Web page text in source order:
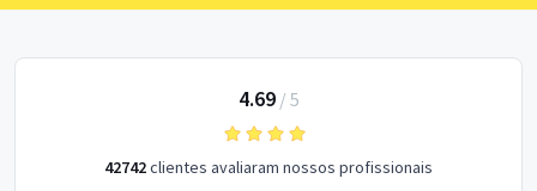
4.69/ 5
42742clientes avaliaram nossos profissionais